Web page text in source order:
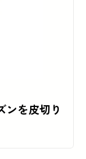
ンを皮切り